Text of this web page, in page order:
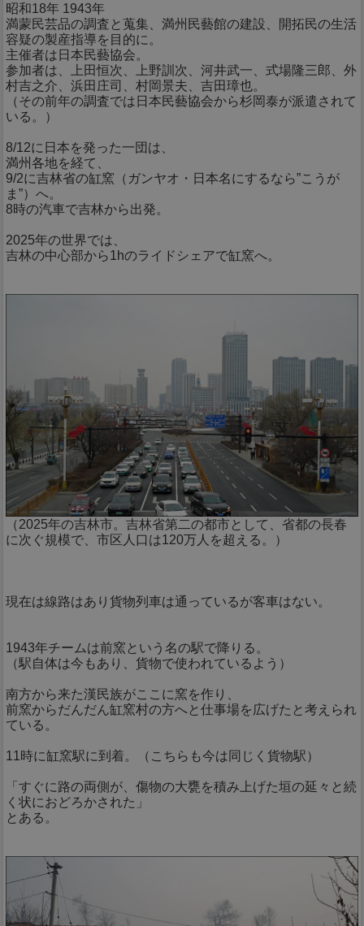
昭和18年 1943年
満蒙民芸品の調査と蒐集、満州民藝館の建設、開拓民の生活
容疑の製産指導を目的に。
主催者は日本民藝協会。
参加者は、上田恒次、上野訓次、河井武一、式場隆三郎、外
村吉之介、浜田庄司、村岡景夫、吉田璋也。
（その前年の調査では日本民藝協会から杉岡泰が派遣されて
いる。）
8/12に日本を発った一団は、
満州各地を経て、
9/2に吉林省の缸窯（ガンヤオ・日本名にするなら”こうが
ま”）へ。
8時の汽車で吉林から出発。
2025年の世界では、
吉林の中心部から1hのライドシェアで缸窯へ。
（2025年の吉林市。吉林省第二の都市として、省都の長春
に次ぐ規模で、市区人口は120万人を超える。）
現在は線路はあり貨物列車は通っているが客車はない。
1943年チームは前窯という名の駅で降りる。
（駅自体は今もあり、貨物で使われているよう）
南方から来た漢民族がここに窯を作り、
前窯からだんだん缸窯村の方へと仕事場を広げたと考えられ
ている。
11時に缸窯駅に到着。（こちらも今は同じく貨物駅）
「すぐに路の両側が、傷物の大甕を積み上げた垣の延々と続
く状におどろかされた」
とある。